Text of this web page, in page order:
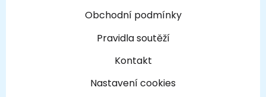
Obchodní podmínky
Pravidla soutěží
Kontakt
Nastavení cookies